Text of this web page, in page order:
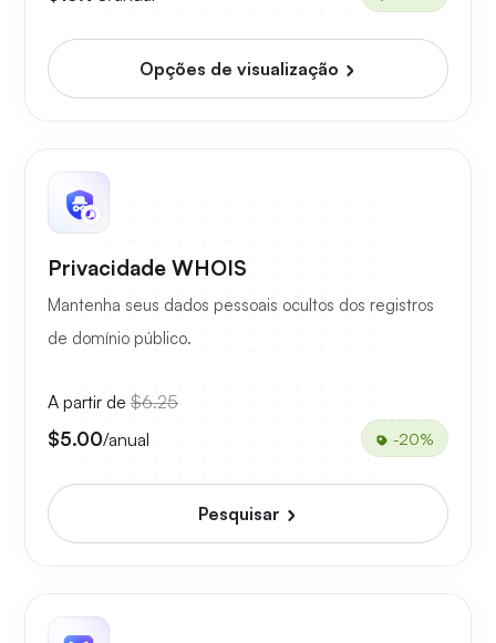
Opções de visualização
Privacidade WHOIS
Mantenha seus dados pessoais ocultos dos registros
de domínio público.
A partir de $6.25
$5.00/anual -20%
Pesquisar